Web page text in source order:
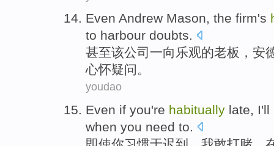
Even Andrew Mason, the firm's
to harbour doubts.
甚至该公司 一向 乐观的老板 ，安
心怀疑问。
youdao
Even if you're habitually late, I'll
when you need to.